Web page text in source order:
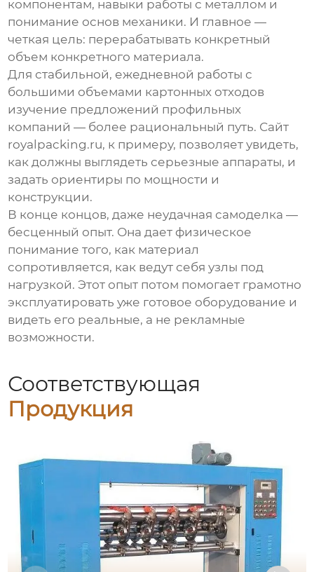
компонентам, навыки работы с металлом и
понимание основ механики. И главное —
четкая цель: перерабатывать конкретный
объем конкретного материала.
Для стабильной, ежедневной работы с
большими объемами картонных отходов
изучение предложений профильных
компаний — более рациональный путь. Сайт
royalpacking.ru, к примеру, позволяет увидеть,
как должны выглядеть серьезные аппараты, и
задать ориентиры по мощности и
конструкции.
В конце концов, даже неудачная самоделка —
бесценный опыт. Она дает физическое
понимание того, как материал
сопротивляется, как ведут себя узлы под
нагрузкой. Этот опыт потом помогает грамотно
эксплуатировать уже готовое оборудование и
видеть его реальные, а не рекламные
возможности.
Соответствующая
Продукция